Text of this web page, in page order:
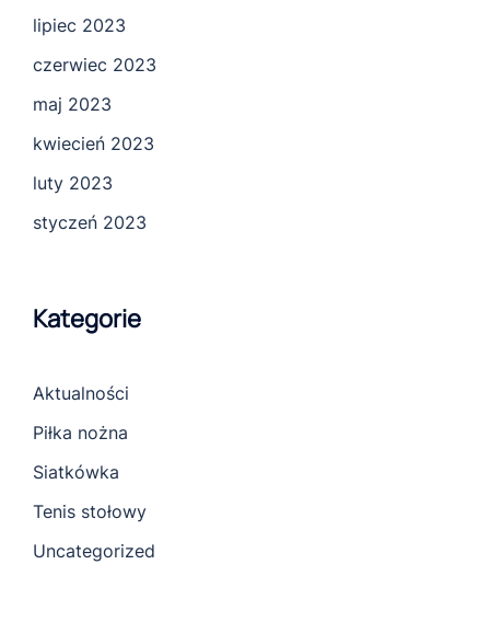
lipiec 2023
czerwiec 2023
maj 2023
kwiecień 2023
luty 2023
styczeń 2023
Kategorie
Aktualności
Piłka nożna
Siatkówka
Tenis stołowy
Uncategorized